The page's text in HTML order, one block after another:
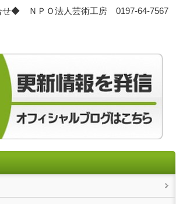
せ◆ ＮＰＯ法人芸術工房 0197-64-7567